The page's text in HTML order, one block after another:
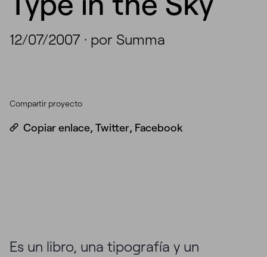
12/07/2007 · por Summa
Compartir proyecto
Copiar enlace, Twitter, Facebook
Es un libro, una tipografía y un